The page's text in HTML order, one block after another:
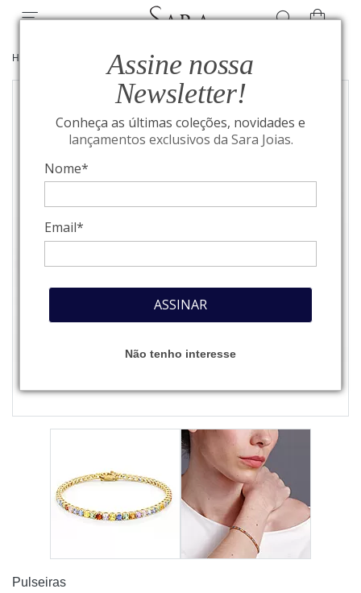
Assine nossa
Newsletter!
Conheça as últimas coleções, novidades e
lançamentos exclusivos da Sara Joias.
Nome*
Email*
ASSINAR
Não tenho interesse
HOME /PULSEIRAS
Pulseiras